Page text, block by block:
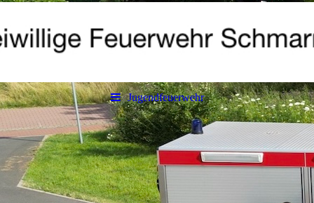
Jugendfeuerwehr